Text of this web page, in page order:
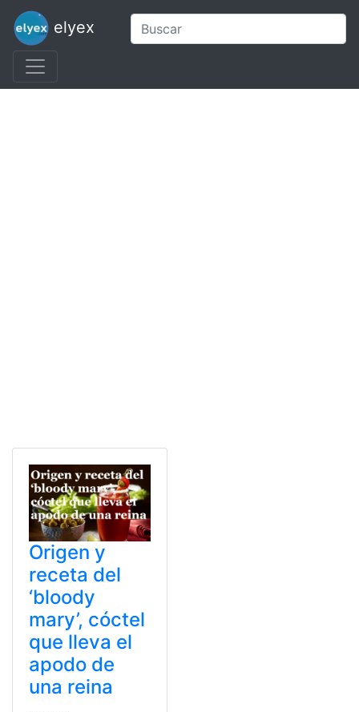
elyex
Origen y
receta del
‘bloody
mary’, cóctel
que lleva el
apodo de
una reina